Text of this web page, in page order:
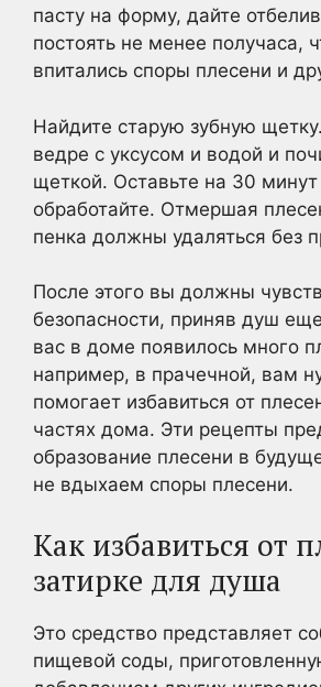
пасту на форму, дайте
постоять не менее получаса,
впитались споры плесени и
Найдите старую зубную
ведре с уксусом и водой и
щеткой. Оставьте на 30 минут
обработайте. Отмершая
пенка должны удаляться без
После этого вы должны
безопасности, приняв душ
вас в доме появилось много
например, в прачечной, вам
помогает избавиться от
частях дома. Эти рецепты
образование плесени в
не вдыхаем споры плесени.
Как избавиться от
затирке для душа
Это средство представляет
пищевой соды,